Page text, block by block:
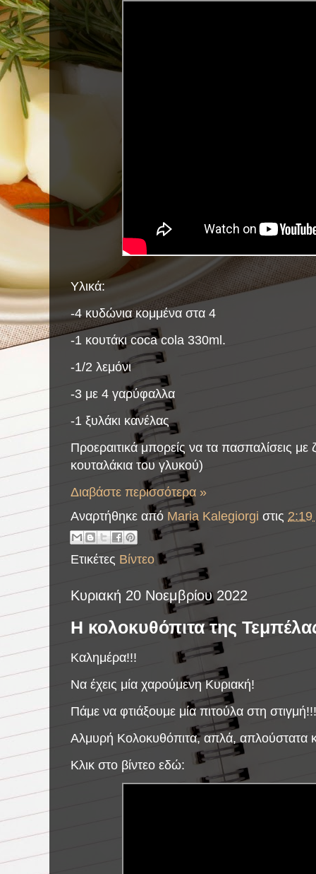
Υλικά:
-4 κυδώνια κομμένα στα 4
-1 κουτάκι coca cola 330ml.
-1/2 λεμόνι
-3 με 4 γαρύφαλλα
-1 ξυλάκι κανέλας
Προεραιτικά μπορείς να τα πασπαλίσεις
κουταλάκια του γλυκού)
Διαβάστε περισσότερα »
Αναρτήθηκε από Maria Kalegiorgi στις 2:19
Ετικέτες Βίντεο
Κυριακή 20 Νοεμβρίου 2022
Η κολοκυθόπιτα της
Καλημέρα!!!
Να έχεις μία χαρούμενη Κυριακή!
Πάμε να φτιάξουμε μία πιτούλα στη στιγμή!!!
Αλμυρή Κολοκυθόπιτα, απλά, απλούστατα
Κλικ στο βίντεο εδώ: